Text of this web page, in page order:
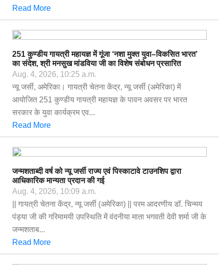
Read More
251 कुण्डीय गायत्री महायज्ञ में गूंजा ‘नशा मुक्त युवा–विकसित भारत’
का संदेश, श्री मनसुख मांडविया जी का विशेष संबोधन प्रसारित
Aug. 4, 2026, 10:25 a.m.
न्यू जर्सी, अमेरिका। गायत्री चेतना केंद्र, न्यू जर्सी (अमेरिका) में
आयोजित 251 कुण्डीय गायत्री महायज्ञ के पावन अवसर पर भारत
सरकार के युवा कार्यक्रम एव...
Read More
जन्मशताब्दी वर्ष को न्यू जर्सी राज्य एवं पिस्काटावे टाउनशिप द्वारा
आधिकारिक मान्यता प्रदान की गई
Aug. 4, 2026, 10:09 a.m.
|| गायत्री चेतना केंद्र, न्यू जर्सी (अमेरिका) || परम आदरणीय डॉ. चिन्मय
पंड्या जी की गरिमामयी उपस्थिति में वंदनीया माता भगवती देवी शर्मा जी के
जन्मशताब...
Read More